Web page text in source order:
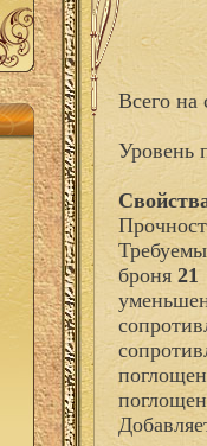
Всего на
Уровень
броня 21